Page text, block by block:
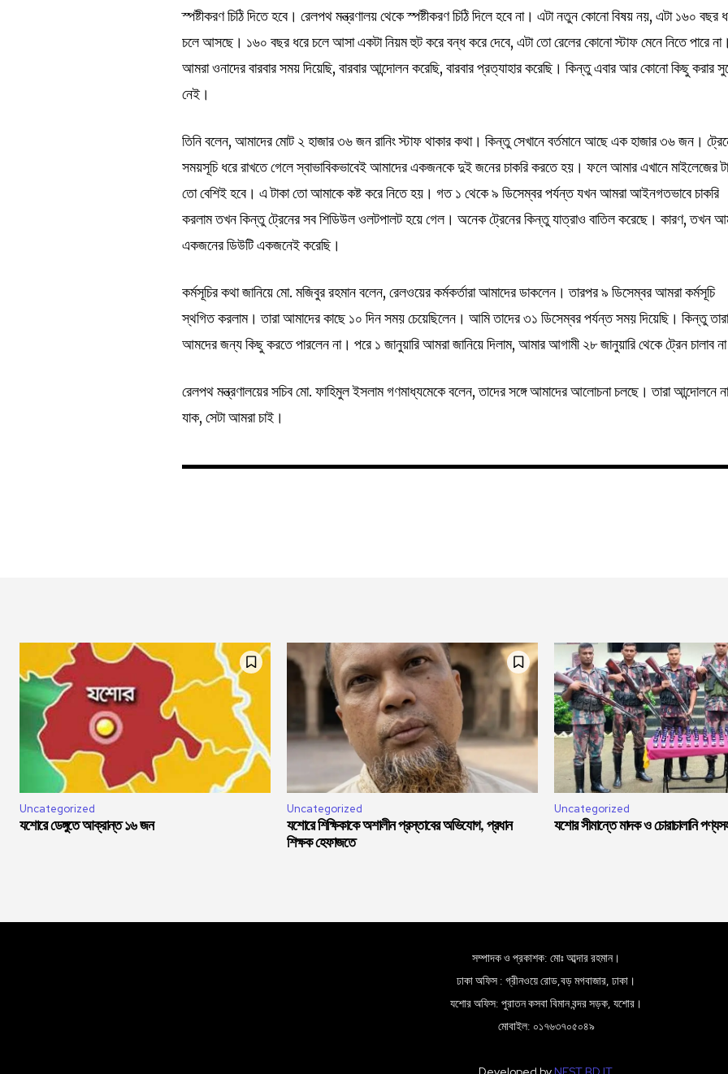
স্পষ্টীকরণ চিঠি দিতে হবে। রেলপথ মন্ত্রণালয় থেকে স্পষ্টীকরণ চিঠি দিলে হবে না। এটা নতুন কোনো বিষয় নয়, এটা ১৬০ বছর
চলে আসছে। ১৬০ বছর ধরে চলে আসা একটা নিয়ম হুট করে বন্ধ করে দেবে, এটা তো রেলের কোনো স্টাফ মেনে নিতে পারে
আমরা ওনাদের বারবার সময় দিয়েছি, বারবার আন্দোলন করেছি, বারবার প্রত্যাহার করেছি। কিন্তু এবার আর কোনো কিছু করার
নেই।
তিনি বলেন, আমাদের মোট ২ হাজার ৩৬ জন রানিং স্টাফ থাকার কথা। কিন্তু সেখানে বর্তমানে আছে এক হাজার ৩৬ জন।
সময়সূচি ধরে রাখতে গেলে স্বাভাবিকভাবেই আমাদের একজনকে দুই জনের চাকরি করতে হয়। ফলে আমার এখানে মাইলেজের
তো বেশিই হবে। এ টাকা তো আমাকে কষ্ট করে নিতে হয়। গত ১ থেকে ৯ ডিসেম্বর পর্যন্ত যখন আমরা আইনগতভাবে চাকরি
করলাম তখন কিন্তু ট্রেনের সব শিডিউল ওলটপালট হয়ে গেল। অনেক ট্রেনের কিন্তু যাত্রাও বাতিল করেছে। কারণ, তখন
একজনের ডিউটি একজনেই করেছি।
কর্মসূচির কথা জানিয়ে মো. মজিবুর রহমান বলেন, রেলওয়ের কর্মকর্তারা আমাদের ডাকলেন। তারপর ৯ ডিসেম্বর আমরা কর্মসূচি
স্থগিত করলাম। তারা আমাদের কাছে ১০ দিন সময় চেয়েছিলেন। আমি তাদের ৩১ ডিসেম্বর পর্যন্ত সময় দিয়েছি। কিন্তু
আমদের জন্য কিছু করতে পারলেন না। পরে ১ জানুয়ারি আমরা জানিয়ে দিলাম, আমার আগামী ২৮ জানুয়ারি থেকে ট্রেন চালাব
রেলপথ মন্ত্রণালয়ের সচিব মো. ফাহিমুল ইসলাম গণমাধ্যমেকে বলেন, তাদের সঙ্গে আমাদের আলোচনা চলছে। তারা আন্দোলনে
যাক, সেটা আমরা চাই।
Uncategorized
যশোরে ডেঙ্গুতে আক্রান্ত ১৬ জন
Uncategorized
যশোরে শিক্ষিকাকে অশালীন প্রস্তাবের অভিযোগ, প্রধান
শিক্ষক হেফাজতে
Uncategorized
যশোর সীমান্তে মাদক ও চোরাচালানি
সম্পাদক ও প্রকাশক: মোঃ আব্দার রহমান।
ঢাকা অফিস : গ্রীনওয়ে রোড,বড় মগবাজার, ঢাকা।
যশোর অফিস: পুরাতন কসবা বিমান বন্দর সড়ক, যশোর।
মোবাইল: ০১৭৬৩৭০৫০৪৯